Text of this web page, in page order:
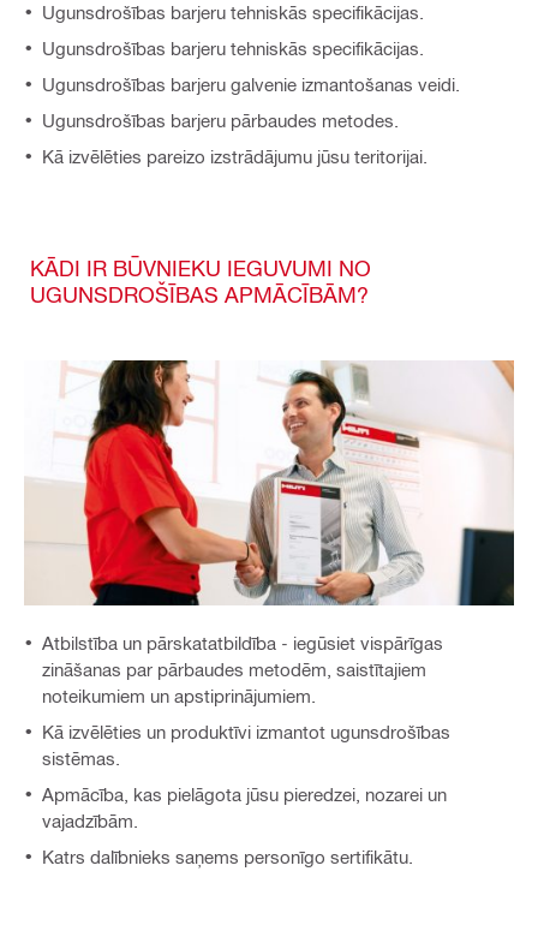
Ugunsdrošības barjeru tehniskās specifikācijas.
Ugunsdrošības barjeru tehniskās specifikācijas.
Ugunsdrošības barjeru galvenie izmantošanas veidi.
Ugunsdrošības barjeru pārbaudes metodes.
Kā izvēlēties pareizo izstrādājumu jūsu teritorijai.
KĀDI IR BŪVNIEKU IEGUVUMI NO
UGUNSDROŠĪBAS APMĀCĪBĀM?
Atbilstība un pārskatatbildība - iegūsiet vispārīgas
zināšanas par pārbaudes metodēm, saistītajiem
noteikumiem un apstiprinājumiem.
Kā izvēlēties un produktīvi izmantot ugunsdrošības
sistēmas.
Apmācība, kas pielāgota jūsu pieredzei, nozarei un
vajadzībām.
Katrs dalībnieks saņems personīgo sertifikātu.